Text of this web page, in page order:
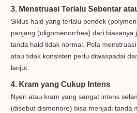
3. Menstruasi Terlalu Sebentar
Siklus haid yang terlalu pendek
panjang (oligomenorrhea) dari biasanya
tanda haid tidak normal. Pola
atau tidak konsisten perlu diwaspadai
lanjut.
4. Kram yang Cukup Intens
Nyeri atau kram yang sangat intens
(disebut dismenore) bisa menjadi tanda